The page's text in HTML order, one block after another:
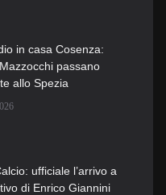
in casa Cosenza:
passano
allo Spezia
ufficiale l’arrivo a
di Enrico Giannini